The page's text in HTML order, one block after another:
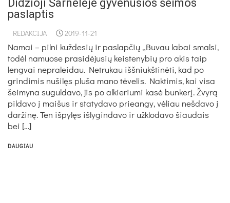
Didžioji Šarnelėje gyvenusios šeimos
paslaptis
REDAKCIJA 2019-11-21
Na­mai – pil­ni kuž­de­sių ir pa­slap­čių „Bu­vau la­bai smal­si,
to­dėl na­muo­se pra­si­dė­ju­sių keis­te­ny­bių pro akis taip
leng­vai ne­pra­lei­dau. Net­ru­kau iš­šniukš­ti­nė­ti, kad po
grin­di­mis nu­ši­lęs plu­ša ma­no tė­ve­lis. Nak­ti­mis, kai vi­sa
šei­my­na su­gul­da­vo, jis po al­kie­riu­mi ka­sė bun­ke­rį. Žvy­rą
pil­da­vo į mai­šus ir sta­ty­da­vo priean­gy, vė­liau ne­šda­vo į
dar­ži­nę. Ten iš­py­lęs iš­ly­gin­da­vo ir už­klo­da­vo šiau­dais
bei […]
DAUGIAU